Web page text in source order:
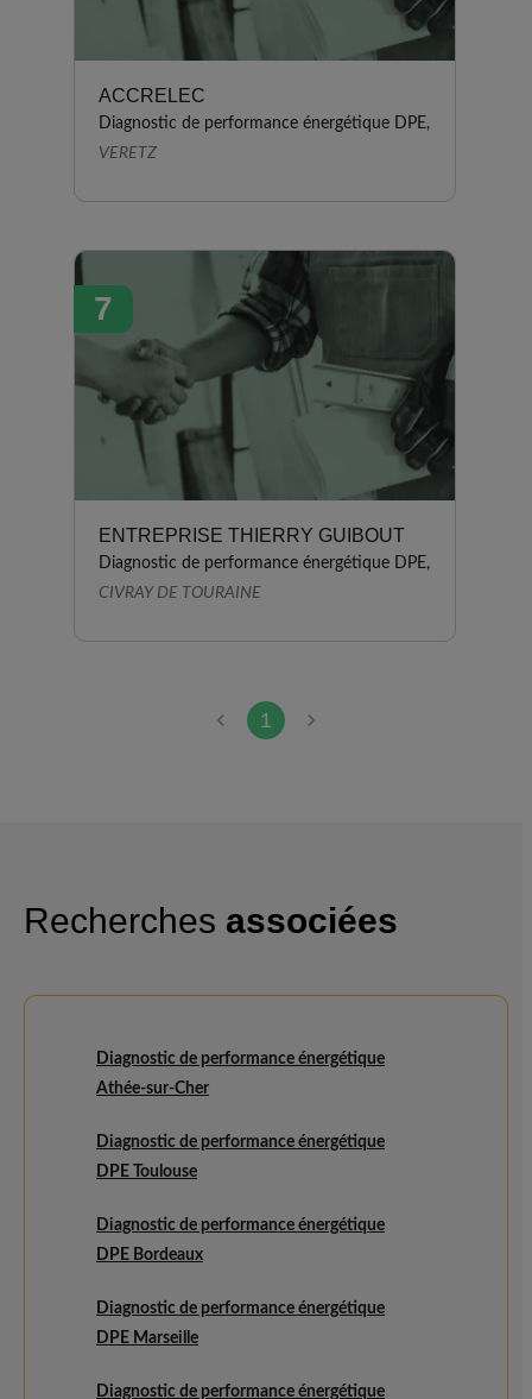
ACCRELEC
Diagnostic de performance énergétique DPE,
VERETZ
7
ENTREPRISE THIERRY GUIBOUT
Diagnostic de performance énergétique DPE,
CIVRAY DE TOURAINE
1
Recherches associées
Diagnostic de performance énergétique
Athée-sur-Cher
Diagnostic de performance énergétique
DPE Toulouse
Diagnostic de performance énergétique
DPE Bordeaux
Diagnostic de performance énergétique
DPE Marseille
Diagnostic de performance énergétique